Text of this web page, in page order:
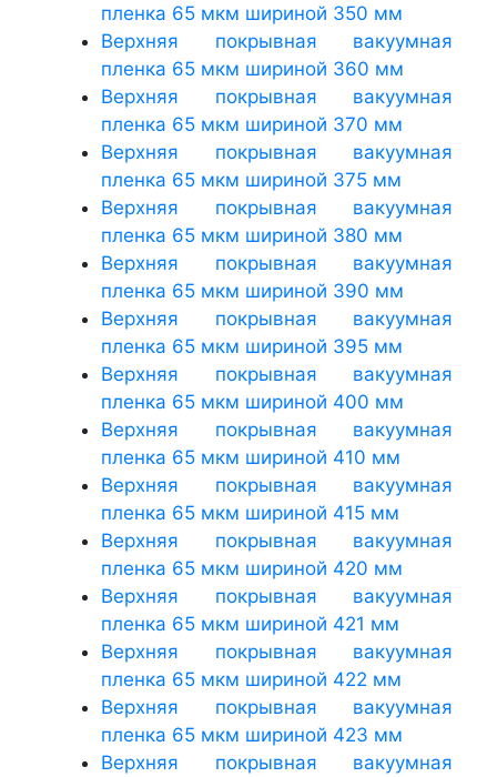
пленка 65 мкм шириной 350 мм
Верхняя покрывная вакуумная
пленка 65 мкм шириной 360 мм
Верхняя покрывная вакуумная
пленка 65 мкм шириной 370 мм
Верхняя покрывная вакуумная
пленка 65 мкм шириной 375 мм
Верхняя покрывная вакуумная
пленка 65 мкм шириной 380 мм
Верхняя покрывная вакуумная
пленка 65 мкм шириной 390 мм
Верхняя покрывная вакуумная
пленка 65 мкм шириной 395 мм
Верхняя покрывная вакуумная
пленка 65 мкм шириной 400 мм
Верхняя покрывная вакуумная
пленка 65 мкм шириной 410 мм
Верхняя покрывная вакуумная
пленка 65 мкм шириной 415 мм
Верхняя покрывная вакуумная
пленка 65 мкм шириной 420 мм
Верхняя покрывная вакуумная
пленка 65 мкм шириной 421 мм
Верхняя покрывная вакуумная
пленка 65 мкм шириной 422 мм
Верхняя покрывная вакуумная
пленка 65 мкм шириной 423 мм
Верхняя покрывная вакуумная